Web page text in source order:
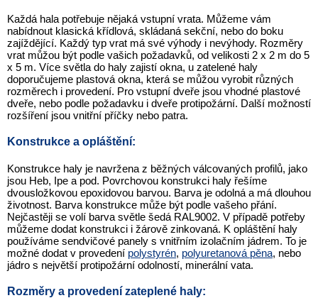
Každá hala potřebuje nějaká vstupní vrata. Můžeme vám
nabídnout klasická křídlová, skládaná sekční, nebo do boku
zajíždějící. Každý typ vrat má své výhody i nevýhody. Rozměry
vrat můžou být podle vašich požadavků, od velikosti 2 x 2 m do 5
x 5 m. Více světla do haly zajistí okna, u zatelené haly
doporučujeme plastová okna, která se můžou vyrobit různých
rozměrech i provedení. Pro vstupní dveře jsou vhodné plastové
dveře, nebo podle požadavku i dveře protipožární. Další možností
rozšíření jsou vnitřní příčky nebo patra.
Konstrukce a opláštění:
Konstrukce haly je navržena z běžných válcovaných profilů, jako
jsou Heb, Ipe a pod. Povrchovou konstrukci haly řešíme
dvousložkovou epoxidovou barvou. Barva je odolná a má dlouhou
životnost. Barva konstrukce může být podle vašeho přání.
Nejčastěji se volí barva světle šedá RAL9002. V případě potřeby
můžeme dodat konstrukci i žárově zinkovaná. K opláštění haly
používáme sendvičové panely s vnitřním izolačním jádrem. To je
možné dodat v provedení polystyrén, polyuretanová pěna, nebo
jádro s největší protipožární odolností, minerální vata.
Rozměry a provedení zateplené haly: